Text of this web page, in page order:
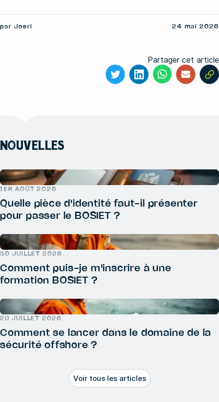
par Joeri 24 mai 2026
Partager cet article
NOUVELLES
1ER AOÛT 2026
Quelle pièce d'identité faut-il présenter
pour passer le BOSIET ?
30 JUILLET 2026
Comment puis-je m'inscrire à une
formation BOSIET ?
29 JUILLET 2026
Comment se lancer dans le domaine de la
sécurité offshore ?
Voir tous les articles